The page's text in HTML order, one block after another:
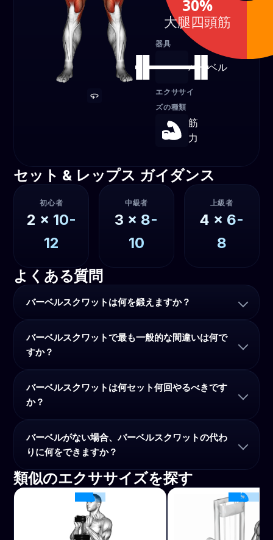
グ
20%
器具
バーベル
エクササイ
ズの種類
筋
力
30%
大腿四頭筋
セット & レップス ガイダンス
初心者
2 x 10-
12
中級者
3 x 8-
10
上級者
4 x 6-
8
よくある質問
バーベルスクワットは何を鍛えますか？
バーベルスクワットで最も一般的な間違いは何で
すか？
バーベルスクワットは何セット何回やるべきです
か？
バーベルがない場合、バーベルスクワットの代わ
りに何をできますか？
類似のエクササイズを探す